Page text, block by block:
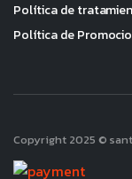
Política de
Política de
Copyright 2025 ©